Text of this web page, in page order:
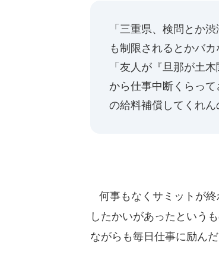
「三重県、検問とか
も制限されるとかバ
「友人が『旦那が土
から仕事中断くらっ
の給料補償してくれん
何事もなくサミットが
したかいがあったという
ながらも毎日仕事に励ん